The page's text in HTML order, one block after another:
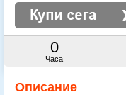
0
Часа
Описание